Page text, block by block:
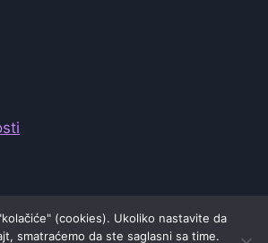
2026 Vidya Yoga
(cookies). Ukoliko nastavite da
smatraćemo da ste saglasni sa time.